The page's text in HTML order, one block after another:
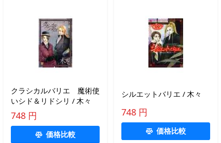
クラシカルバリエ 魔術使
いシド＆リドシリ / 木々
748 円
価格比較
シルエットバリエ / 木々
748 円
価格比較